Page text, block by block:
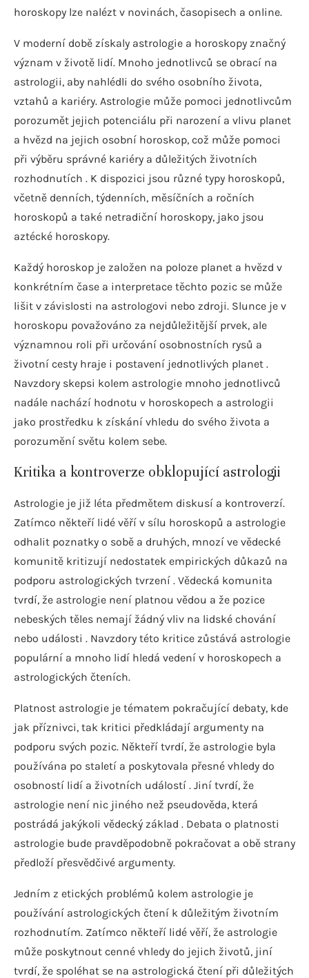
horoskopy lze nalézt v novinách, časopisech a online.
V moderní době získaly astrologie a horoskopy značný
význam v životě lidí. Mnoho jednotlivců se obrací na
astrologii, aby nahlédli do svého osobního života,
vztahů a kariéry. Astrologie může pomoci jednotlivcům
porozumět jejich potenciálu při narození a vlivu planet
a hvězd na jejich osobní horoskop, což může pomoci
při výběru správné kariéry a důležitých životních
rozhodnutích . K dispozici jsou různé typy horoskopů,
včetně denních, týdenních, měsíčních a ročních
horoskopů a také netradiční horoskopy, jako jsou
aztécké horoskopy.
Každý horoskop je založen na poloze planet a hvězd v
konkrétním čase a interpretace těchto pozic se může
lišit v závislosti na astrologovi nebo zdroji. Slunce je v
horoskopu považováno za nejdůležitější prvek, ale
významnou roli při určování osobnostních rysů a
životní cesty hraje i postavení jednotlivých planet .
Navzdory skepsi kolem astrologie mnoho jednotlivců
nadále nachází hodnotu v horoskopech a astrologii
jako prostředku k získání vhledu do svého života a
porozumění světu kolem sebe.
Kritika a kontroverze obklopující astrologii
Astrologie je již léta předmětem diskusí a kontroverzí.
Zatímco někteří lidé věří v sílu horoskopů a astrologie
odhalit poznatky o sobě a druhých, mnozí ve vědecké
komunitě kritizují nedostatek empirických důkazů na
podporu astrologických tvrzení . Vědecká komunita
tvrdí, že astrologie není platnou vědou a že pozice
nebeských těles nemají žádný vliv na lidské chování
nebo události . Navzdory této kritice zůstává astrologie
populární a mnoho lidí hledá vedení v horoskopech a
astrologických čteních.
Platnost astrologie je tématem pokračující debaty, kde
jak příznivci, tak kritici předkládají argumenty na
podporu svých pozic. Někteří tvrdí, že astrologie byla
používána po staletí a poskytovala přesné vhledy do
osobností lidí a životních událostí . Jiní tvrdí, že
astrologie není nic jiného než pseudověda, která
postrádá jakýkoli vědecký základ . Debata o platnosti
astrologie bude pravděpodobně pokračovat a obě strany
předloží přesvědčivé argumenty.
Jedním z etických problémů kolem astrologie je
používání astrologických čtení k důležitým životním
rozhodnutím. Zatímco někteří lidé věří, že astrologie
může poskytnout cenné vhledy do jejich životů, jiní
tvrdí, že spoléhat se na astrologická čtení při důležitých